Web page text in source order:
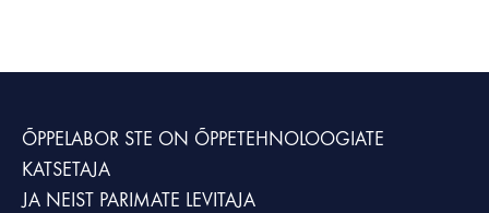
ÕPPELABOR STE ON ÕPPETEHNOLOOGIATE
KATSETAJA
JA NEIST PARIMATE LEVITAJA